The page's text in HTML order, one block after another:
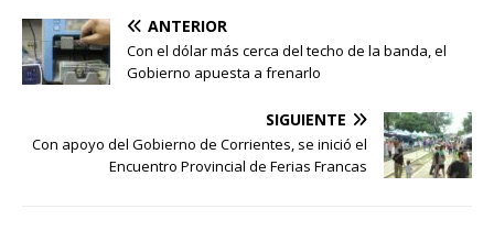
ANTERIOR
Con el dólar más cerca del techo de la banda, el
Gobierno apuesta a frenarlo
SIGUIENTE
Con apoyo del Gobierno de Corrientes, se inició el
Encuentro Provincial de Ferias Francas